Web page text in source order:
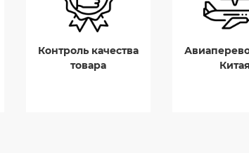
Контроль качества
товара
Китая